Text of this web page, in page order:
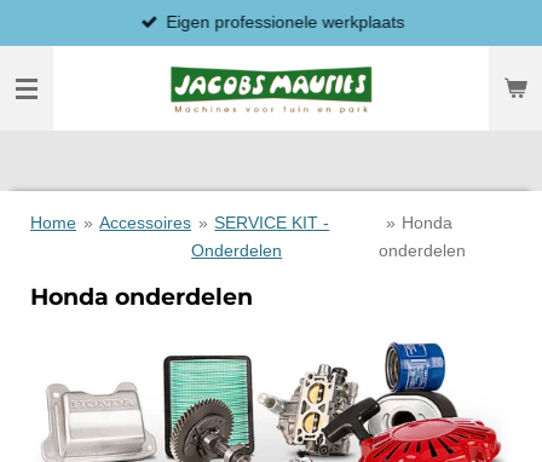
direct
naar
hoofdinhoud
Eigen professionele werkplaats
Home » Accessoires » SERVICE KIT -
Onderdelen
» Honda
onderdelen
Honda onderdelen